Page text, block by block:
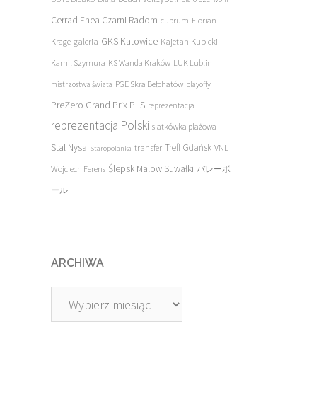
Cerrad Enea Czarni Radom cuprum Florian
Krage galeria GKS Katowice Kajetan Kubicki
Kamil Szymura KS Wanda Kraków LUK Lublin
mistrzostwa świata PGE Skra Bełchatów playoffy
PreZero Grand Prix PLS reprezentacja
reprezentacja Polski siatkówka plażowa
Stal Nysa Staropolanka transfer Trefl Gdańsk VNL
Wojciech Ferens Ślepsk Malow Suwałki バレーボ
ール
ARCHIWA
Archiwa